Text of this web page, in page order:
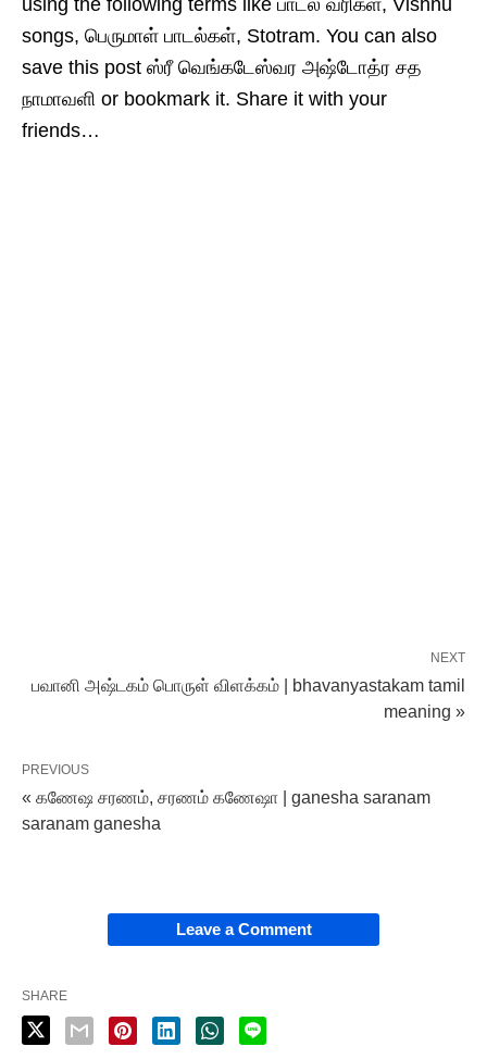
using the following terms like பாடல் வரிகள், Vishnu
songs, பெருமாள் பாடல்கள், Stotram. You can also
save this post ஸ்ரீ வெங்கடேஸ்வர‌ அஷ்டோத்ர‌ சத‌
நாமாவளி or bookmark it. Share it with your
friends…
NEXT
பவானி அஷ்டகம் பொருள் விளக்கம் | bhavanyastakam tamil
meaning »
PREVIOUS
« கணேஷ சரணம், சரணம் கணேஷா | ganesha saranam
saranam ganesha
Leave a Comment
SHARE